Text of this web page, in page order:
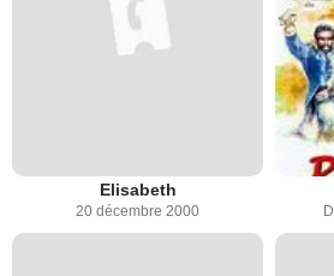
Elisabeth
20 décembre 2000